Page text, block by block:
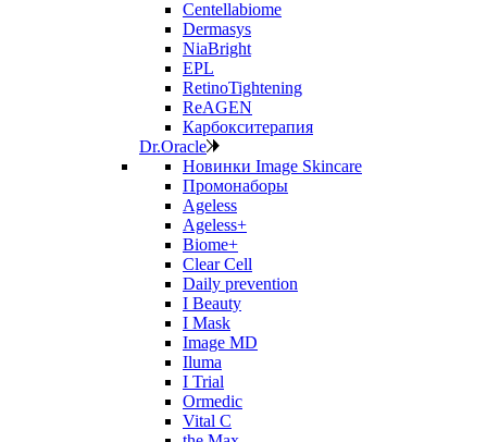
Centellabiome
Dermasys
NiaBright
EPL
RetinoTightening
ReAGEN
Карбокситерапия
Dr.Oracle
Новинки Image Skincare
Промонаборы
Ageless
Ageless+
Biome+
Clear Cell
Daily prevention
I Beauty
I Mask
Image MD
Iluma
I Trial
Ormedic
Vital C